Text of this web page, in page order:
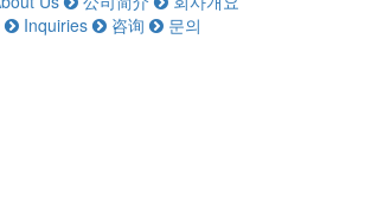
Inquiries 咨询 문의